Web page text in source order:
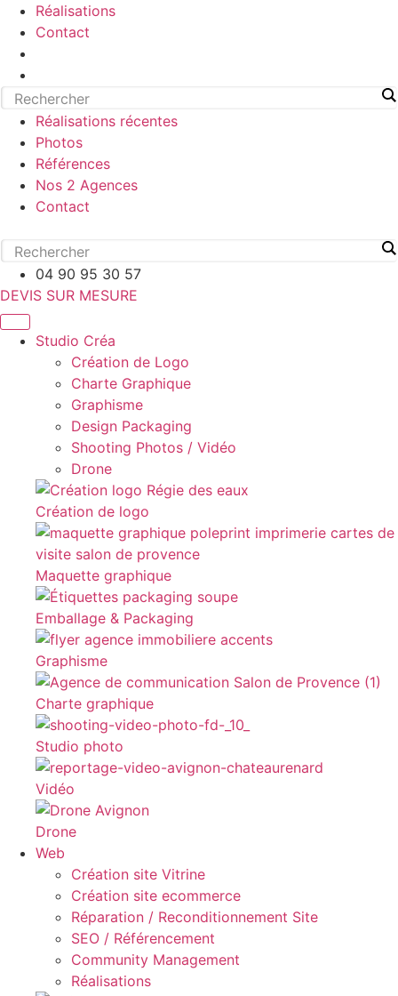
Réalisations
Contact
Réalisations récentes
Photos
Références
Nos 2 Agences
Contact
04 90 95 30 57
DEVIS SUR MESURE
Studio Créa
Création de Logo
Charte Graphique
Graphisme
Design Packaging
Shooting Photos / Vidéo
Drone
Création de logo
Maquette graphique
Emballage & Packaging
Graphisme
Charte graphique
Studio photo
Vidéo
Drone
Web
Création site Vitrine
Création site ecommerce
Réparation / Reconditionnement Site
SEO / Référencement
Community Management
Réalisations